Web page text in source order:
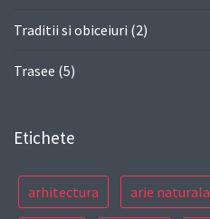
Traditii si obiceiuri (2)
Trasee (5)
Etichete
arhitectura arie naturala